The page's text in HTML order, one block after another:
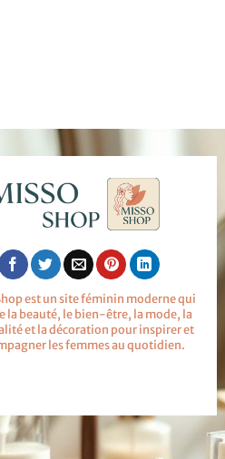
est un site féminin moderne qui
la beauté, le bien-être, la mode, la
et la décoration pour inspirer et
les femmes au quotidien.